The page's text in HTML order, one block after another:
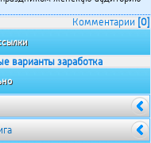
Комментарии [0]
варианты заработка